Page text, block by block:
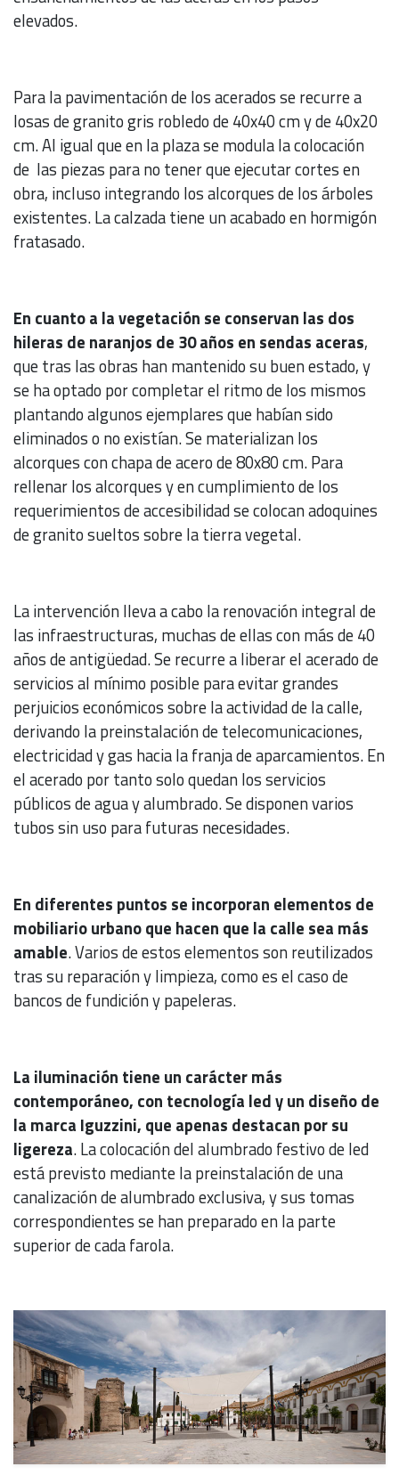
elevados.
Para la pavimentación de los acerados se recurre a
losas de granito gris robledo de 40x40 cm y de 40x20
cm. Al igual que en la plaza se modula la colocación
de las piezas para no tener que ejecutar cortes en
obra, incluso integrando los alcorques de los árboles
existentes. La calzada tiene un acabado en hormigón
fratasado.
En cuanto a la vegetación se conservan las dos
hileras de naranjos de 30 años en sendas aceras,
que tras las obras han mantenido su buen estado, y
se ha optado por completar el ritmo de los mismos
plantando algunos ejemplares que habían sido
eliminados o no existían. Se materializan los
alcorques con chapa de acero de 80x80 cm. Para
rellenar los alcorques y en cumplimiento de los
requerimientos de accesibilidad se colocan adoquines
de granito sueltos sobre la tierra vegetal.
La intervención lleva a cabo la renovación integral de
las infraestructuras, muchas de ellas con más de 40
años de antigüedad. Se recurre a liberar el acerado de
servicios al mínimo posible para evitar grandes
perjuicios económicos sobre la actividad de la calle,
derivando la preinstalación de telecomunicaciones,
electricidad y gas hacia la franja de aparcamientos. En
el acerado por tanto solo quedan los servicios
públicos de agua y alumbrado. Se disponen varios
tubos sin uso para futuras necesidades.
En diferentes puntos se incorporan elementos de
mobiliario urbano que hacen que la calle sea más
amable. Varios de estos elementos son reutilizados
tras su reparación y limpieza, como es el caso de
bancos de fundición y papeleras.
La iluminación tiene un carácter más
contemporáneo, con tecnología led y un diseño de
la marca Iguzzini, que apenas destacan por su
ligereza. La colocación del alumbrado festivo de led
está previsto mediante la preinstalación de una
canalización de alumbrado exclusiva, y sus tomas
correspondientes se han preparado en la parte
superior de cada farola.